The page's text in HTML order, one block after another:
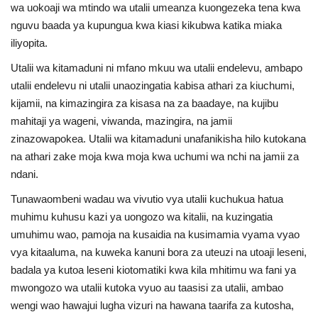
wa uokoaji wa mtindo wa utalii umeanza kuongezeka tena kwa
nguvu baada ya kupungua kwa kiasi kikubwa katika miaka
iliyopita.
Utalii wa kitamaduni ni mfano mkuu wa utalii endelevu, ambapo
utalii endelevu ni utalii unaozingatia kabisa athari za kiuchumi,
kijamii, na kimazingira za kisasa na za baadaye, na kujibu
mahitaji ya wageni, viwanda, mazingira, na jamii
zinazowapokea. Utalii wa kitamaduni unafanikisha hilo kutokana
na athari zake moja kwa moja kwa uchumi wa nchi na jamii za
ndani.
Tunawaombeni wadau wa vivutio vya utalii kuchukua hatua
muhimu kuhusu kazi ya uongozo wa kitalii, na kuzingatia
umuhimu wao, pamoja na kusaidia na kusimamia vyama vyao
vya kitaaluma, na kuweka kanuni bora za uteuzi na utoaji leseni,
badala ya kutoa leseni kiotomatiki kwa kila mhitimu wa fani ya
mwongozo wa utalii kutoka vyuo au taasisi za utalii, ambao
wengi wao hawajui lugha vizuri na hawana taarifa za kutosha,